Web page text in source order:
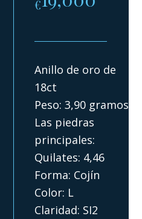
€
Anillo de oro de
18ct
Peso: 3,90 gramos
Las piedras
principales:
Quilates: 4,46
Forma: Cojín
Color: L
Claridad: SI2